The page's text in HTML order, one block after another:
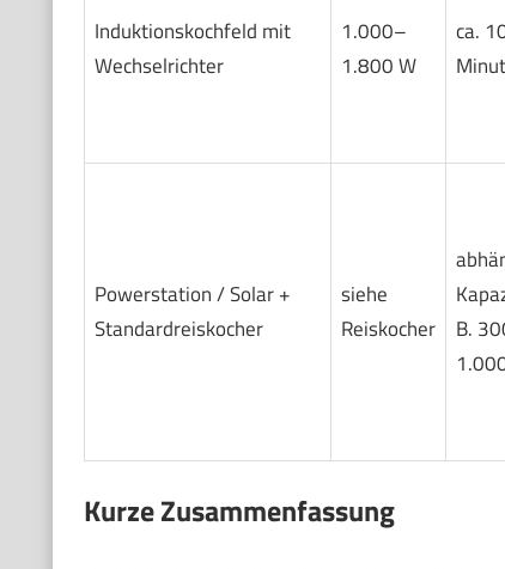
Induktionskochfeld mit
Wechselrichter
1.000–
1.800 W
ca.
Powerstation / Solar +
Standardreiskocher
siehe
Reiskocher
B.
Kurze Zusammenfassung